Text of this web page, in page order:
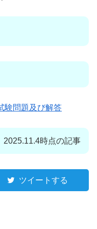
験問題及び解答
2025.11.4時点の記事
ツイートする